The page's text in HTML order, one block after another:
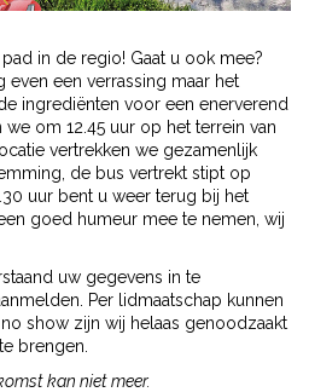
in de regio! Gaat u ook mee?
een verrassing maar het
ingrediënten voor een enerverend
om 12.45 uur op het terrein van
vertrekken we gezamenlijk
de bus vertrekt stipt op
uur bent u weer terug bij het
goed humeur mee te nemen, wij
uw gegevens in te
Per lidmaatschap kunnen
show zijn wij helaas genoodzaakt
brengen.
kan niet meer.